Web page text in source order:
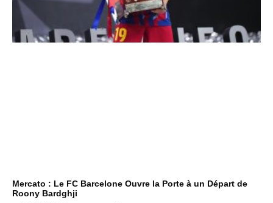
Mercato : Le FC Barcelone Ouvre la Porte à un Départ de
Roony Bardghji